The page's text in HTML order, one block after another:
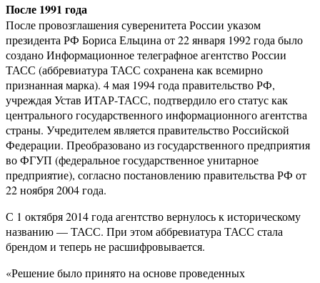
После 1991 года
После провозглашения суверенитета России указом
президента РФ Бориса Ельцина от 22 января 1992 года было
создано Информационное телеграфное агентство России
ТАСС (аббревиатура ТАСС сохранена как всемирно
признанная марка). 4 мая 1994 года правительство РФ,
учреждая Устав ИТАР-ТАСС, подтвердило его статус как
центрального государственного информационного агентства
страны. Учредителем является правительство Российской
Федерации. Преобразовано из государственного предприятия
во ФГУП (федеральное государственное унитарное
предприятие), согласно постановлению правительства РФ от
22 ноября 2004 года.
С 1 октября 2014 года агентство вернулось к историческому
названию — ТАСС. При этом аббревиатура ТАСС стала
брендом и теперь не расшифровывается.
«Решение было принято на основе проведенных